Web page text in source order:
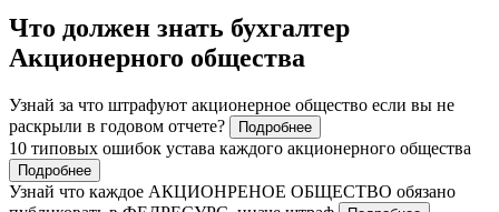
Что должен знать бухгалтер
Акционерного общества
Узнай за что штрафуют акционерное общество если вы не
раскрыли в годовом отчете?
Подробнее
10 типовых ошибок устава каждого акционерного общества
Подробнее
Узнай что каждое АКЦИОНРЕНОЕ ОБЩЕСТВО обязано